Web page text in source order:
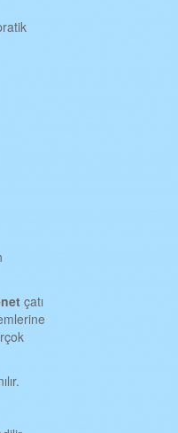
çatı